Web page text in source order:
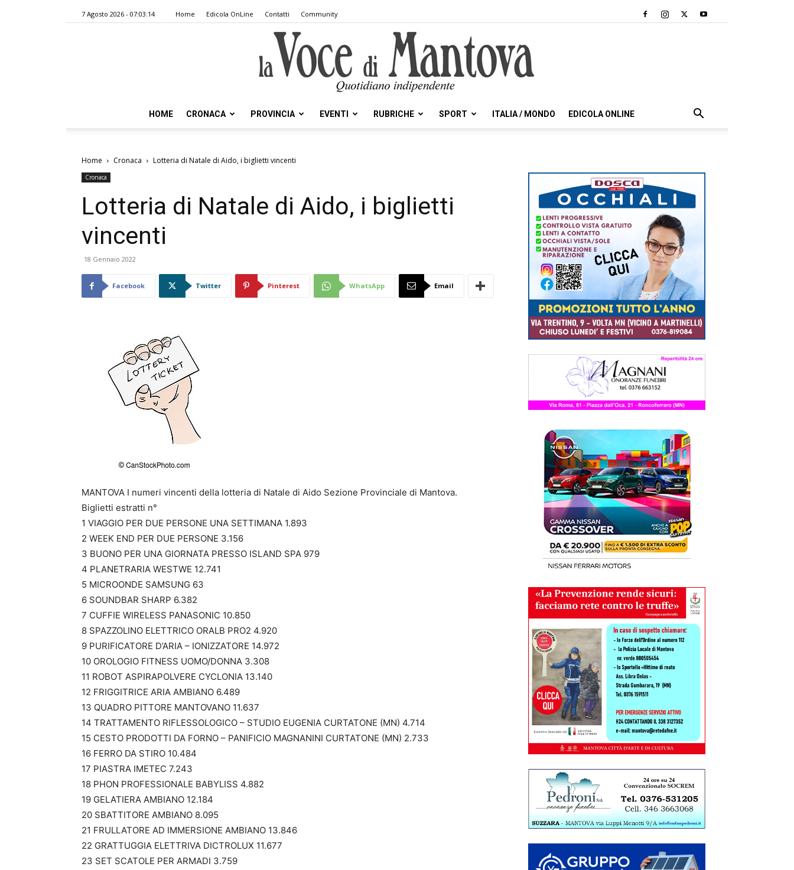
7 Agosto 2026 - 07:03:14 Home Edicola OnLine Contatti Community
Voce
HOME CRONACA PROVINCIA EVENTI RUBRICHE SPORT ITALIA / MONDO EDICOLA ONLINE
Home Cronaca Lotteria di Natale di Aido, i biglietti vincenti
Cronaca
Lotteria di Natale di Aido, i biglietti
vincenti
18 Gennaio 2022
Facebook Twitter Pinterest WhatsApp Email
MANTOVA I numeri vincenti della lotteria di Natale di Aido Sezione Provinciale di Mantova.
Biglietti estratti n°
1 VIAGGIO PER DUE PERSONE UNA SETTIMANA 1.893
2 WEEK END PER DUE PERSONE 3.156
3 BUONO PER UNA GIORNATA PRESSO ISLAND SPA 979
4 PLANETRARIA WESTWE 12.741
5 MICROONDE SAMSUNG 63
6 SOUNDBAR SHARP 6.382
7 CUFFIE WIRELESS PANASONIC 10.850
8 SPAZZOLINO ELETTRICO ORALB PRO2 4.920
9 PURIFICATORE D’ARIA – IONIZZATORE 14.972
10 OROLOGIO FITNESS UOMO/DONNA 3.308
11 ROBOT ASPIRAPOLVERE CYCLONIA 13.140
12 FRIGGITRICE ARIA AMBIANO 6.489
13 QUADRO PITTORE MANTOVANO 11.637
14 TRATTAMENTO RIFLESSOLOGICO – STUDIO EUGENIA CURTATONE (MN) 4.714
15 CESTO PRODOTTI DA FORNO – PANIFICIO MAGNANINI CURTATONE (MN) 2.733
16 FERRO DA STIRO 10.484
17 PIASTRA IMETEC 7.243
18 PHON PROFESSIONALE BABYLISS 4.882
19 GELATIERA AMBIANO 12.184
20 SBATTITORE AMBIANO 8.095
21 FRULLATORE AD IMMERSIONE AMBIANO 13.846
22 GRATTUGGIA ELETTRIVA DICTROLUX 11.677
23 SET SCATOLE PER ARMADI 3.759